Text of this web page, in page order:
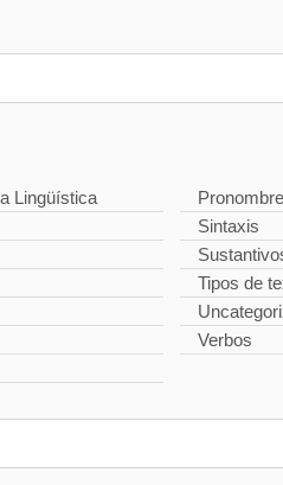
Lingüística
Sintaxis
Tipos de
Verbos